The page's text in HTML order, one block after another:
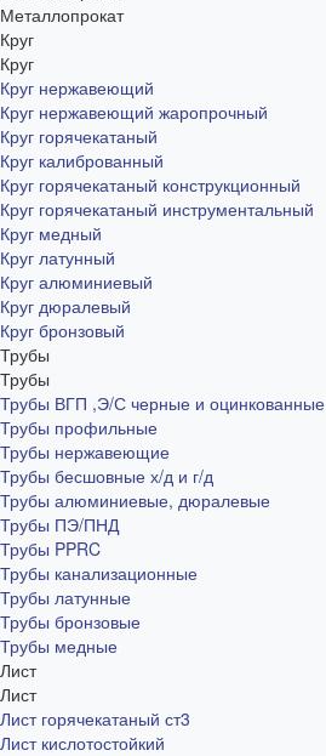
Металлопрокат
Круг
Круг
Круг нержавеющий
Круг нержавеющий жаропрочный
Круг горячекатаный
Круг калиброванный
Круг горячекатаный конструкционный
Круг горячекатаный инструментальный
Круг медный
Круг латунный
Круг алюминиевый
Круг дюралевый
Круг бронзовый
Трубы
Трубы
Трубы ВГП ,Э/С черные и оцинкованные
Трубы профильные
Трубы нержавеющие
Трубы бесшовные х/д и г/д
Трубы алюминиевые, дюралевые
Трубы ПЭ/ПНД
Трубы PPRC
Трубы канализационные
Трубы латунные
Трубы бронзовые
Трубы медные
Лист
Лист
Лист горячекатаный ст3
Лист кислотостойкий